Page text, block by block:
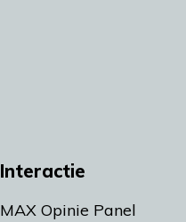
Interactie
MAX Opinie Panel